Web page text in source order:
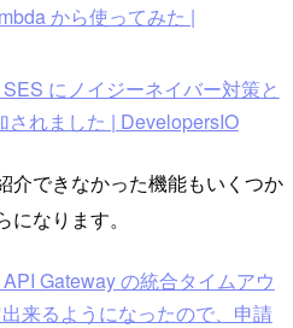
から使ってみた |
にノイジーネイバー対策と
されました | DevelopersIO
介できなかった機能もいくつか
なります。
Gateway の統合タイムアウ
来るようになったので、申請